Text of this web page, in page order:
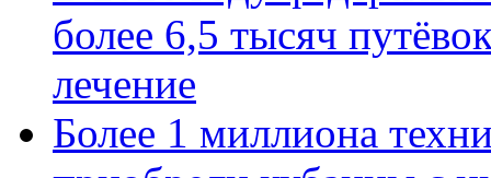
более 6,5 тысяч
лечение
Более 1 миллиона